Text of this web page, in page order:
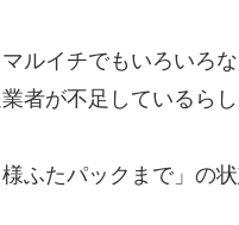
ルイチでもいろいろ
者が不足しているらし
ふたパックまで」の状